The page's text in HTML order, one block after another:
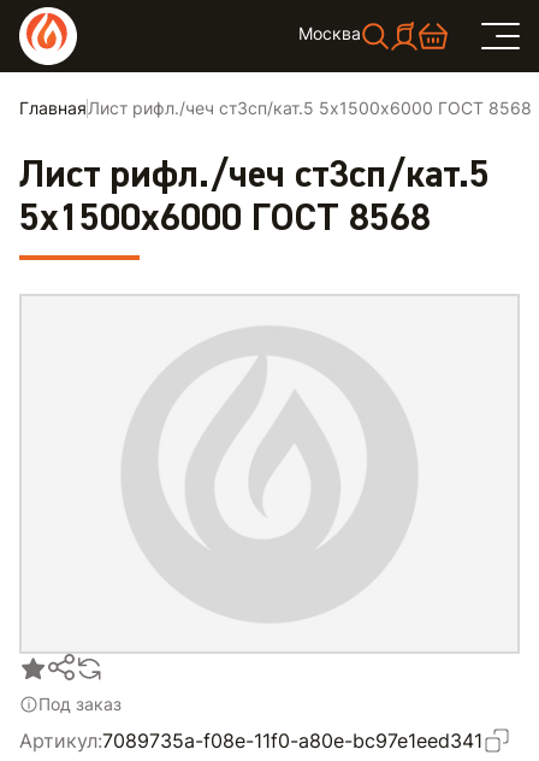
Москва
ГлавнаяЛист рифл./чеч ст3сп/кат.5 5х1500х6000 ГОСТ 8568
Лист рифл./чеч ст3сп/кат.5
5х1500х6000 ГОСТ 8568
Под заказ
Артикул:7089735a-f08e-11f0-a80e-bc97e1eed341